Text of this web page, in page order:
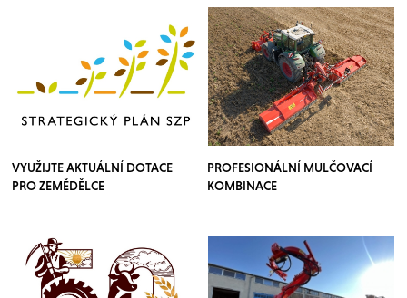
VYUŽIJTE AKTUÁLNÍ DOTACE
PRO ZEMĚDĚLCE
PROFESIONÁLNÍ MULČOVACÍ
KOMBINACE